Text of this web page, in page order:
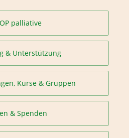
palliative
& Unterstützung
Kurse & Gruppen
& Spenden